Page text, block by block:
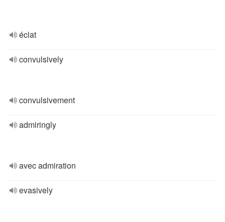
éclat
convulsively
convulsivement
admiringly
avec admiration
evasively